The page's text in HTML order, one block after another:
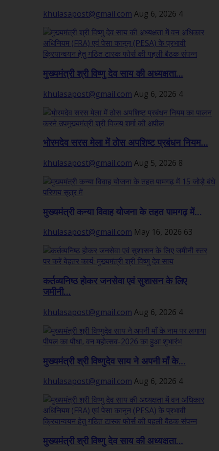
khulasapost@gmail.com Aug 6, 2026 4
मुख्यमंत्री श्री विष्णु देव साय की अध्यक्षता...
khulasapost@gmail.com Aug 6, 2026 4
भोरमदेव सरस मेला में ठोस अपशिष्ट प्रबंधन नियम...
khulasapost@gmail.com Aug 5, 2026 8
मुख्यमंत्री कन्या विवाह योजना के तहत पामगढ़ में...
khulasapost@gmail.com May 16, 2026 63
कर्तव्यनिष्ठ होकर जनसेवा एवं सुशासन के लिए
जमीनी...
khulasapost@gmail.com Aug 6, 2026 4
मुख्यमंत्री श्री विष्णुदेव साय ने अपनी माँ के...
khulasapost@gmail.com Aug 6, 2026 4
मुख्यमंत्री श्री विष्णु देव साय की अध्यक्षता...